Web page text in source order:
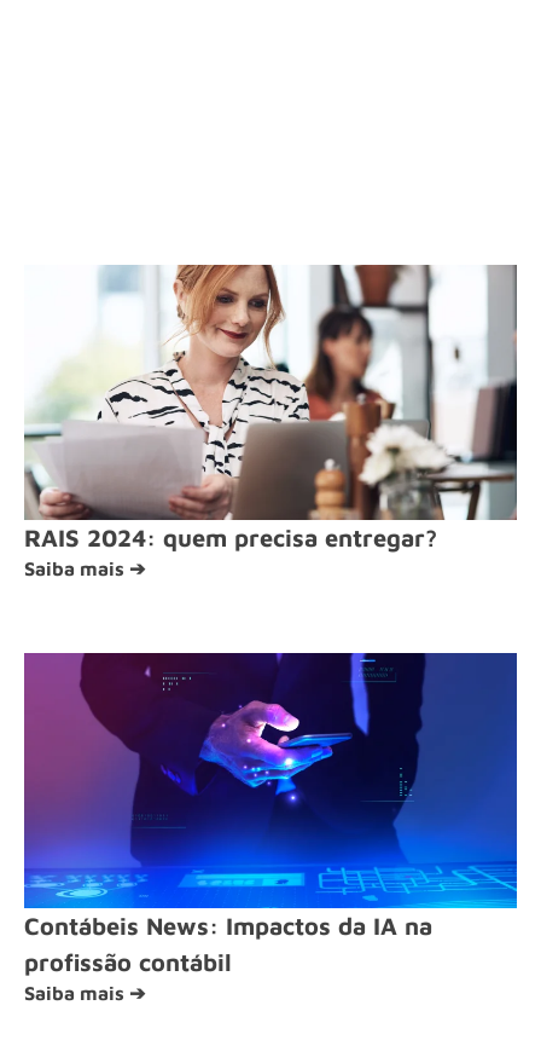
RAIS 2024: quem precisa entregar?
Saiba mais ➔
Contábeis News: Impactos da IA na
profissão contábil
Saiba mais ➔